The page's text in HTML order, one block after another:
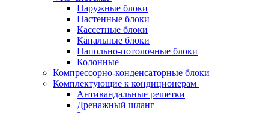
Наружные блоки
Настенные блоки
Кассетные блоки
Канальные блоки
Напольно-потолочные блоки
Колонные
Компрессорно-конденсаторные блоки
Комплектующие к кондиционерам
Антивандальные решетки
Дренажный шланг